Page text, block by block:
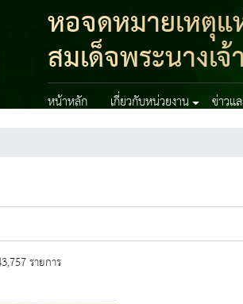
หอจดหมายเหตุแ
สมเด็จพระนางเ
หน้าหลัก เกี่ยวกับหน่วยงาน ข่าวแ
รายการ